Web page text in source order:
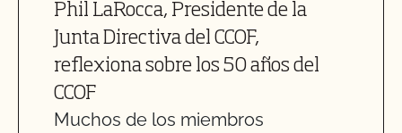
Phil LaRocca, Presidente de la
Junta Directiva del CCOF,
reflexiona sobre los 50 años del
CCOF
Muchos de los miembros